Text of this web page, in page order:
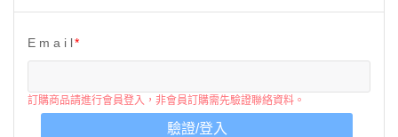
E m a i l
訂購商品請進行會員登入，非會員訂購需先驗證聯絡資料。
驗證/登入